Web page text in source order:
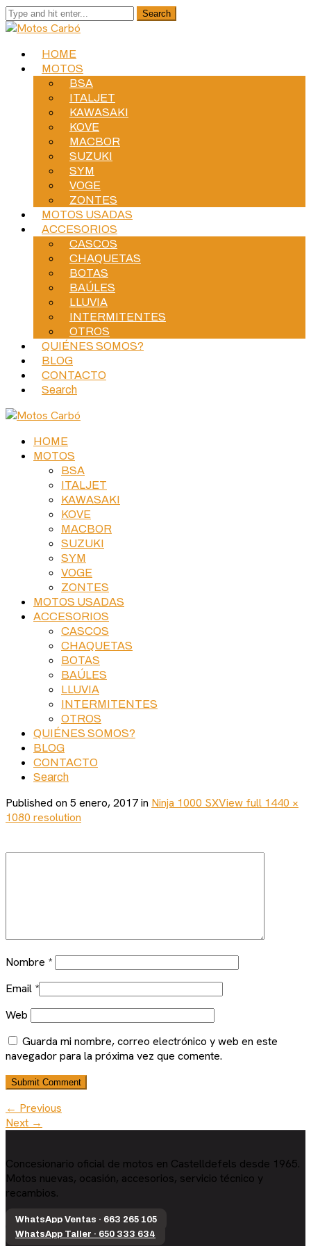
HOME
MOTOS
BSA
ITALJET
KAWASAKI
KOVE
MACBOR
SUZUKI
SYM
VOGE
ZONTES
MOTOS USADAS
ACCESORIOS
CASCOS
CHAQUETAS
BOTAS
BAÚLES
LLUVIA
INTERMITENTES
OTROS
QUIÉNES SOMOS?
BLOG
CONTACTO
Search
HOME
MOTOS
BSA
ITALJET
KAWASAKI
KOVE
MACBOR
SUZUKI
SYM
VOGE
ZONTES
MOTOS USADAS
ACCESORIOS
CASCOS
CHAQUETAS
BOTAS
BAÚLES
LLUVIA
INTERMITENTES
OTROS
QUIÉNES SOMOS?
BLOG
CONTACTO
Search
Published on 5 enero, 2017in Ninja 1000 SXView full 1440 ×
1080 resolution
Nombre *
Email *
Web
Guarda mi nombre, correo electrónico y web en este
navegador para la próxima vez que comente.
← Previous
Next →
Concesionario oficial de motos en Castelldefels desde 1965.
Motos nuevas, ocasión, accesorios, servicio técnico y
recambios.
WhatsApp Ventas · 663 265 105
WhatsApp Taller · 650 333 634